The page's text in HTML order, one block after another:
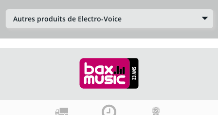
Autres produits de Electro-Voice